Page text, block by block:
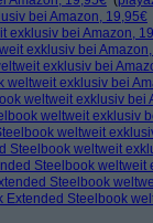
bei Amazon, 19,95€
exklusiv bei Amazon,
exklusiv bei
exklusiv bei
weltweit exklusiv bei
weltweit exklusiv bei
weltweit exklusiv
weltweit
Steelbook weltweit
Steelbook weltweit
Steelbook
Extended Steelbook